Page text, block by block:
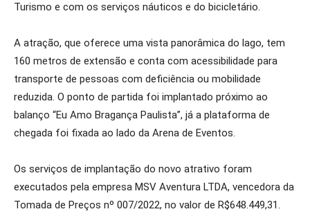
Turismo e com os serviços náuticos e do bicicletário.
A atração, que oferece uma vista panorâmica do lago, tem
160 metros de extensão e conta com acessibilidade para
transporte de pessoas com deficiência ou mobilidade
reduzida. O ponto de partida foi implantado próximo ao
balanço “Eu Amo Bragança Paulista”, já a plataforma de
chegada foi fixada ao lado da Arena de Eventos.
Os serviços de implantação do novo atrativo foram
executados pela empresa MSV Aventura LTDA, vencedora da
Tomada de Preços nº 007/2022, no valor de R$648.449,31.